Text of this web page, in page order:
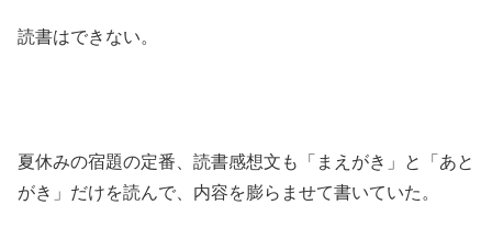
読書はできない。
夏休みの宿題の定番、読書感想文も「まえがき」と「あと
がき」だけを読んで、内容を膨らませて書いていた。